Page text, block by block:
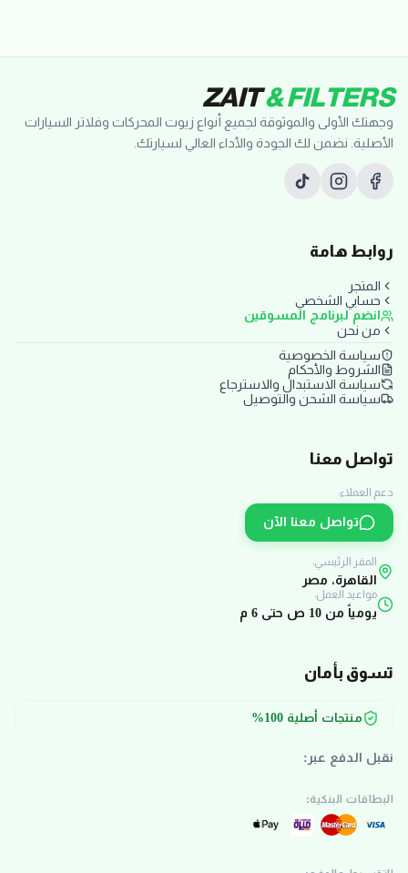
ZAIT& FILTERS
وجهتك الأولى والموثوقة لجميع أنواع زيوت المحركات وفلاتر السيارات
الأصلية. نضمن لك الجودة والأداء العالي لسيارتك.
روابط هامة
المتجر
حسابي الشخصي
انضم لبرنامج المسوقين
من نحن
سياسة الخصوصية
الشروط والأحكام
سياسة الاستبدال والاسترجاع
سياسة الشحن والتوصيل
تواصل معنا
دعم العملاء:
تواصل معنا الآن
المقر الرئيسي:
القاهرة، مصر
مواعيد العمل:
يومياً من 10 ص حتى 6 م
تسوق بأمان
منتجات أصلية 100%
نقبل الدفع عبر:
البطاقات البنكية: